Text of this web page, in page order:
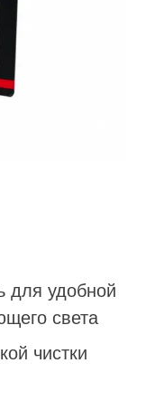
для удобной
света
чистки